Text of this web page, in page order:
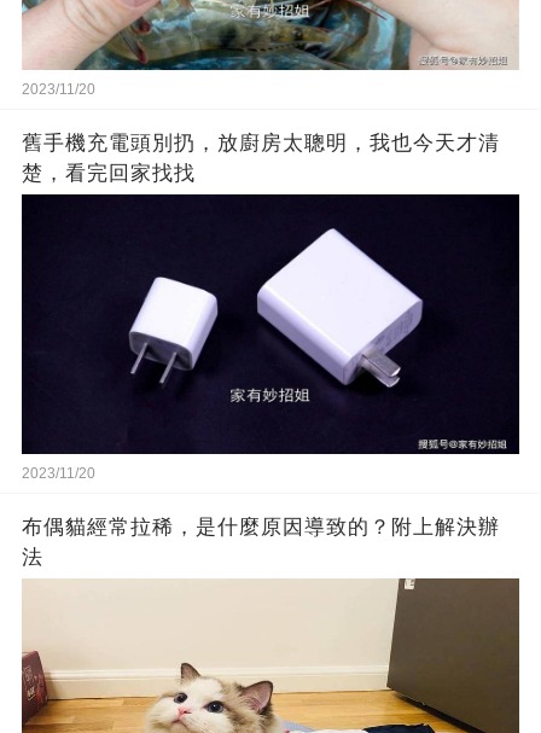
2023/11/20
舊手機充電頭別扔，放廚房太聰明，我也今天才清
楚，看完回家找找
2023/11/20
布偶貓經常拉稀，是什麼原因導致的？附上解決辦
法